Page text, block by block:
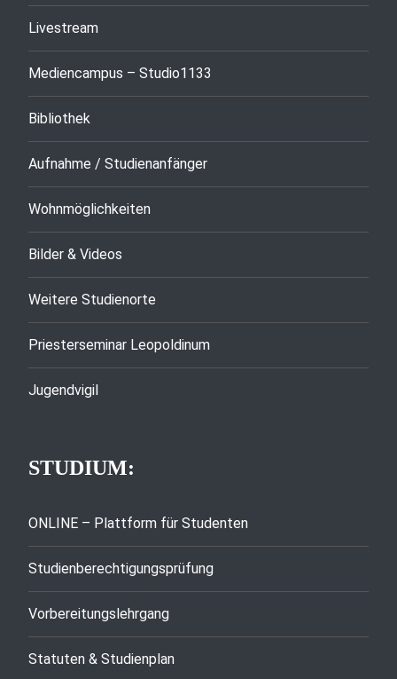
Livestream
Mediencampus – Studio1133
Bibliothek
Aufnahme / Studienanfänger
Wohnmöglichkeiten
Bilder & Videos
Weitere Studienorte
Priesterseminar Leopoldinum
Jugendvigil
STUDIUM:
ONLINE – Plattform für Studenten
Studienberechtigungsprüfung
Vorbereitungslehrgang
Statuten & Studienplan